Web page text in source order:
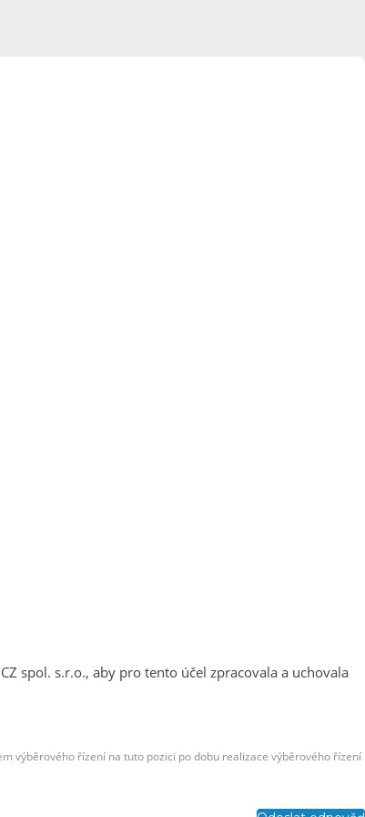
spol. s.r.o., aby pro tento účel zpracovala a uchovala
výběrového řízení na tuto pozici po dobu realizace výběrového řízení